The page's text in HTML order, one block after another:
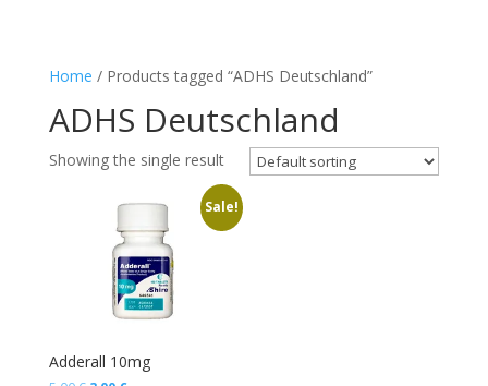
Home / Products tagged “ADHS Deutschland”
ADHS Deutschland
Showing the single result
Sale!
Adderall 10mg